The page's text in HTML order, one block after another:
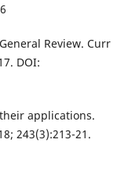
Review. Curr
DOI:
applications.
243(3):213-21.